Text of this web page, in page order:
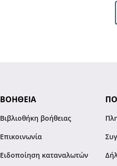
ΒΟΗΘΕΙΑ
Βιβλιοθήκη βοήθειας
Επικοινωνία
Ειδοποίηση καταναλωτών